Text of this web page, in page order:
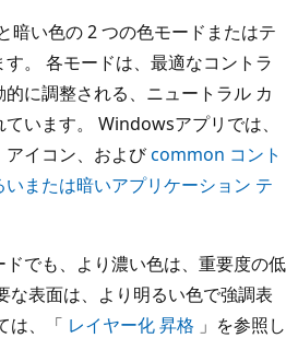
暗い色の 2 つの色モードまたはテ
。 各モードは、最適なコントラ
に調整される、ニュートラル カ
います。 Windowsアプリでは、
アイコン、およびcommon コント
または暗いアプリケーション テ
でも、より濃い色は、重要度の低
な表面は、より明るい色で強調表
は、「 レイヤー化 昇格 」を参照し